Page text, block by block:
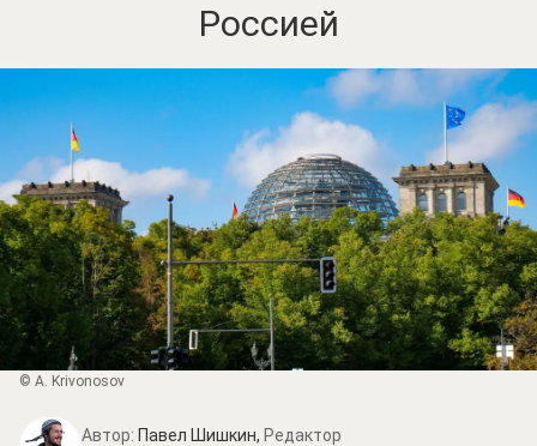
Россией
© A. Krivonosov
Автор: Павел Шишкин, Редактор